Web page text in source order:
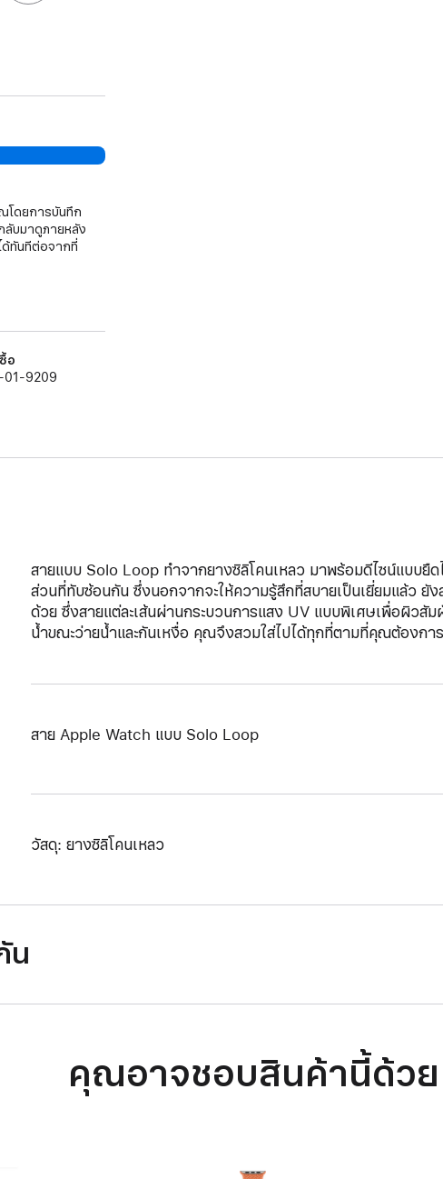
โดยการบันทึก
บมาดูภายหลัง
ด้ทันทีต่อจากที่
อ
01-9209
สายแบบ Solo Loop ทำจากยางซิลิโคนเหลว มาพร้อมดีไซน์แบบยื
ส่วนที่ทับซ้อนกัน ซึ่งนอกจากจะให้ความรู้สึกที่สบายเป็นเยี่ยมแล้ว ยั
ด้วย ซึ่งสายแต่ละเส้นผ่านกระบวนการแสง UV แบบพิเศษเพื่อผิวสั
น้ำขณะว่ายน้ำและกันเหงื่อ คุณจึงสวมใส่ไปได้ทุกที่ตามที่คุณต้องการ
สาย Apple Watch แบบ Solo Loop
วัสดุ: ยางซิลิโคนเหลว
น
คุณอาจชอบสินค้านี้ด้วย